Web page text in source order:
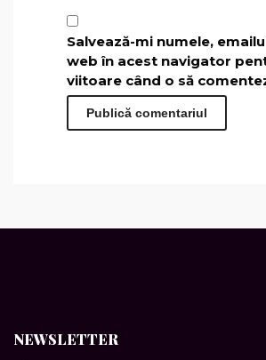
Salvează-mi numele,
web în acest navigator
viitoare când o să
NEWSLETTER